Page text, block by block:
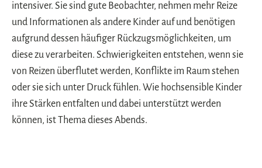
intensiver. Sie sind gute Beobachter, nehmen mehr Reize
und Informationen als andere Kinder auf und benötigen
aufgrund dessen häufiger Rückzugsmöglichkeiten, um
diese zu verarbeiten. Schwierigkeiten entstehen, wenn sie
von Reizen überflutet werden, Konflikte im Raum stehen
oder sie sich unter Druck fühlen. Wie hochsensible Kinder
ihre Stärken entfalten und dabei unterstützt werden
können, ist Thema dieses Abends.